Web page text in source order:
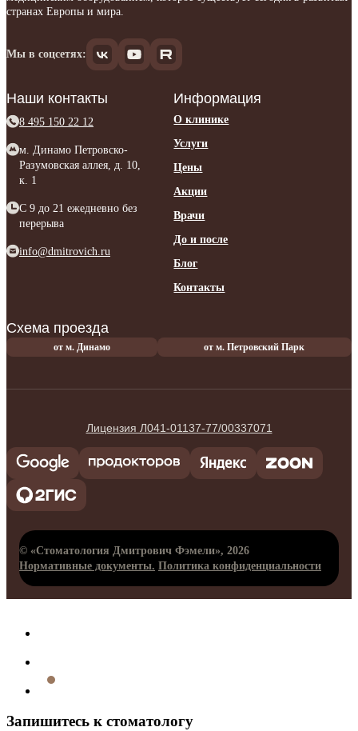
странах Европы и мира.
Мы в соцсетях:
Наши контакты
8 495 150 22 12
м. Динамо Петровско-
Разумовская аллея, д. 10,
к. 1
C 9 до 21 ежедневно без
перерыва
info@dmitrovich.ru
Информация
О клинике
Услуги
Цены
Акции
Врачи
До и после
Блог
Контакты
Схема проезда
от м. Динамо от м. Петровский Парк
Лицензия Л041-01137-77/00337071
© «Стоматология Дмитрович Фэмели», 2026
Нормативные документы. Политика конфиденциальности
Запишитесь к стоматологу